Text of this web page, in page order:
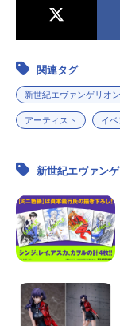
関連タグ
新世紀エヴァンゲリオン
アーティスト イベ
新世紀エヴァン